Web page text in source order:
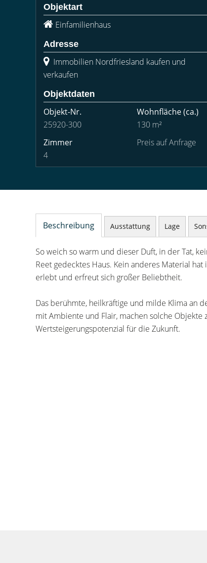
Objektart
Einfamilienhaus
Adresse
Immobilien Nordfriesland kaufen und
verkaufen
Objektdaten
Objekt-Nr.
25920-300
Wohnfläche(ca.)
130 m²
Zimmer
4
Preis auf Anfrage
Beschreibung Ausstattung Lage
So weich so warm und dieser Duft, in der Tat,
Reet gedecktes Haus. Kein anderes Material
erlebt und erfreut sich großer Beliebtheit.
Das berühmte, heilkräftige und milde Klima an
mit Ambiente und Flair, machen solche
Wertsteigerungspotenzial für die Zukunft.